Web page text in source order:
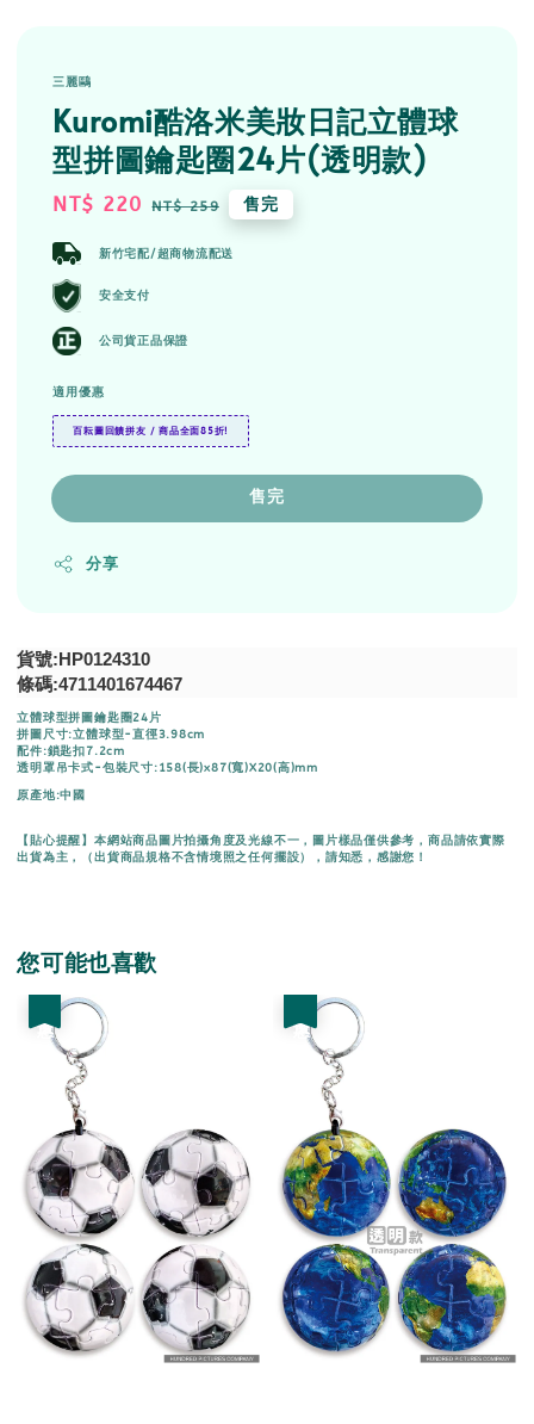
三麗鷗
Kuromi酷洛米美妝日記立體球
型拼圖鑰匙圈24片(透明款)
Sale
NT$ 220 Regular
NT$ 259 售完
新竹宅配/超商物流配送
安全支付
公司貨正品保證
適用優惠
百耘圖回饋拼友 / 商品全面85折!
售完
分享
貨號:HP0124310
條碼:4711401674467
立體球型拼圖鑰匙圈24片
拼圖尺寸:立體球型-直徑3.98cm
配件:鎖匙扣7.2cm
透明罩吊卡式-包裝尺寸:158(長)x87(寬)X20(高)mm
原產地:中國
【貼心提醒】本網站商品圖片拍攝角度及光線不一，圖片樣品僅供參考，商品請依實際
出貨為主，（出貨商品規格不含情境照之任何擺設），請知悉，感謝您！
您可能也喜歡